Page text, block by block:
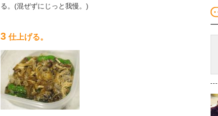
る。(混ぜずにじっと我慢。)
3 仕上げる。